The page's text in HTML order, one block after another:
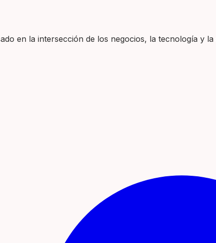
en la intersección de los negocios, la tecnología y